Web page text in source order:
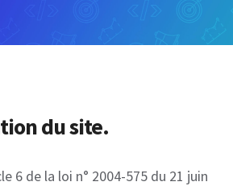
du site.
6 de la loi n° 2004-575 du 21 juin